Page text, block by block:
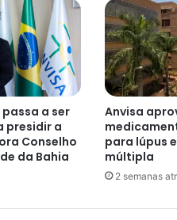
a ser
presidir a
Conselho
da Bahia
Anvisa
para lúpus
múltipla
2 semanas